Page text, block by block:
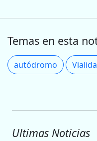
Temas en esta
autódromo
Ultimas Noticias